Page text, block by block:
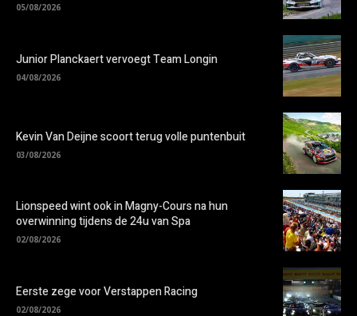
05/08/2026
Junior Planckaert vervoegt Team Longin
04/08/2026
Kevin Van Deijne scoort terug volle puntenbuit
03/08/2026
Lionspeed wint ook in Magny-Cours na hun
overwinning tijdens de 24u van Spa
02/08/2026
Eerste zege voor Verstappen Racing
02/08/2026